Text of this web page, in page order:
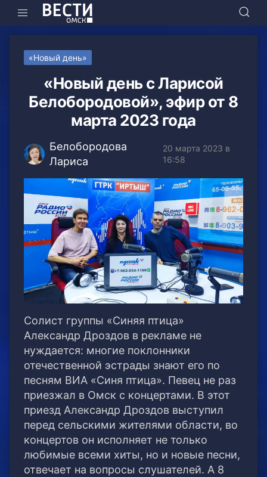
«Новый день»
«Новый день с Ларисой
Белобородовой», эфир от 8
марта 2023 года
Белобородова
Лариса
20 марта 2023 в
16:58
Солист группы «Синяя птица»
Александр Дроздов в рекламе не
нуждается: многие поклонники
отечественной эстрады знают его по
песням ВИА «Синя птица». Певец не раз
приезжал в Омск с концертами. В этот
приезд Александр Дроздов выступил
перед сельскими жителями области, во
концертов он исполняет не только
любимые всеми хиты, но и новые песни,
отвечает на вопросы слушателей. А 8